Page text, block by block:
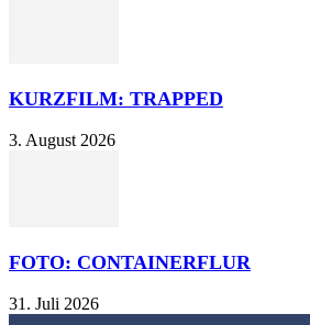
KURZFILM: TRAPPED
3. August 2026
FOTO: CONTAINERFLUR
31. Juli 2026